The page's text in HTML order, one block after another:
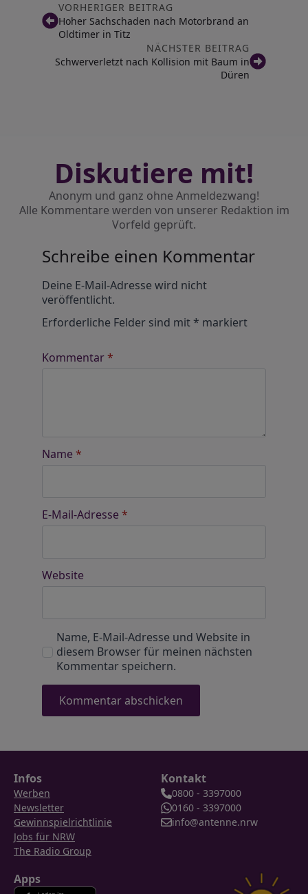
VORHERIGER BEITRAG
Hoher Sachschaden nach Motorbrand an
Oldtimer in Titz
NÄCHSTER BEITRAG
Schwerverletzt nach Kollision mit Baum in
Düren
Diskutiere mit!
Anonym und ganz ohne Anmeldezwang!
Alle Kommentare werden von unserer Redaktion im
Vorfeld geprüft.
Schreibe einen Kommentar
Deine E-Mail-Adresse wird nicht
veröffentlicht.
Erforderliche Felder sind mit* markiert
Kommentar*
Name *
E-Mail-Adresse *
Website
Name, E-Mail-Adresse und Website in
diesem Browser für meinen nächsten
Kommentar speichern.
Infos
Werben
Newsletter
Gewinnspielrichtlinie
Jobs für NRW
The Radio Group
Kontakt
0800 - 3397000
0160 - 3397000
info@antenne.nrw
Apps